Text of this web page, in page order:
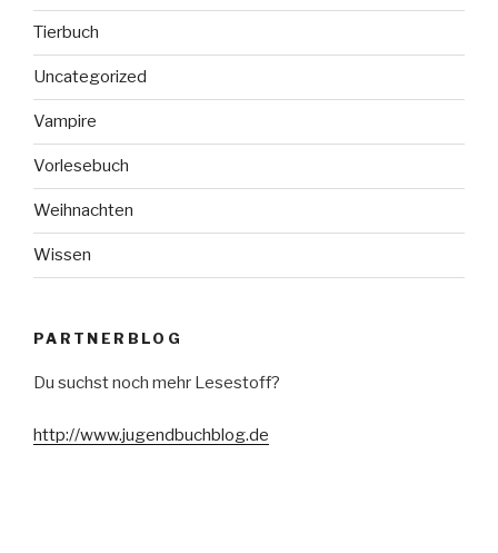
Tierbuch
Uncategorized
Vampire
Vorlesebuch
Weihnachten
Wissen
PARTNERBLOG
Du suchst noch mehr Lesestoff?
http://www.jugendbuchblog.de